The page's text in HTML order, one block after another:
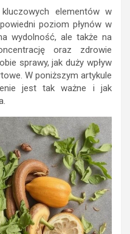
elementów w
poziom płynów w
wydolność, ale także na
oraz zdrowie
sprawy, jak duży wpływ
W poniższym artykule
jest tak ważne i jak